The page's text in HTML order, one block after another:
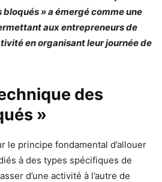
» a émergé comme une
aux entrepreneurs de
en organisant leur journée de
des
»
le principe fondamental d’allouer
à des types spécifiques de
d’une activité à l’autre de